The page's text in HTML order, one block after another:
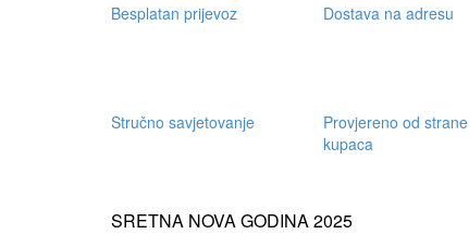
Besplatan prijevoz Dostava na adresu
Stručno savjetovanje
Provjereno od strane
kupaca
SRETNA NOVA GODINA 2025